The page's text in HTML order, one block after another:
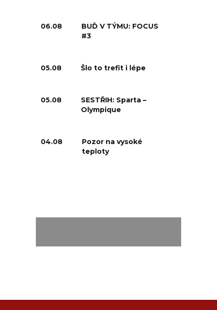
06.08
BUĎ V TÝMU: FOCUS
#3
05.08 Šlo to trefit i lépe
05.08
SESTŘIH: Sparta –
Olympique
04.08
Pozor na vysoké
teploty